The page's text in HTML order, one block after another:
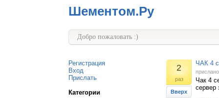
Шементом.Ру
Добро пожаловать :)
Регистрация
Вход
Прислать
Категории
2
раз
Вверх
ЧАК 4
Чак 4
сервер